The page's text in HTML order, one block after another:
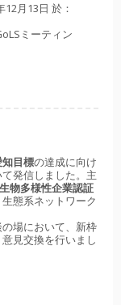
月13日 於：
ミーティン
知目標の達成に向け
発信しました。主
物多様性企業認証
態系ネットワーク
場において、新枠
見交換を行いまし